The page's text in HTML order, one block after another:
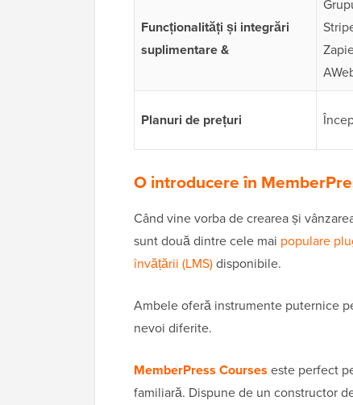
Funcționalități și integrări
suplimentare &
Planuri de prețuri
O introducere în
Când vine vorba de crearea și
sunt două dintre cele mai populare
învățării (LMS)disponibile.
Ambele oferă instrumente puternice
nevoi diferite.
MemberPress Courses este perfect
familiară. Dispune de un constructor